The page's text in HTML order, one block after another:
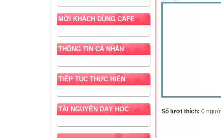
MỜI KHÁCH DÙNG CAFE
THÔNG TIN CÁ NHÂN
TIẾP TỤC THỰC HIỆN
TÀI NGUYÊN DẠY HỌC Số lượt thích: 0